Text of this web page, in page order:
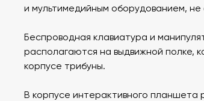
и мультимедийным оборудованием, не
Беспроводная клавиатура и
располагаются на выдвижной полке,
корпусе трибуны.
В корпусе интерактивного планшета